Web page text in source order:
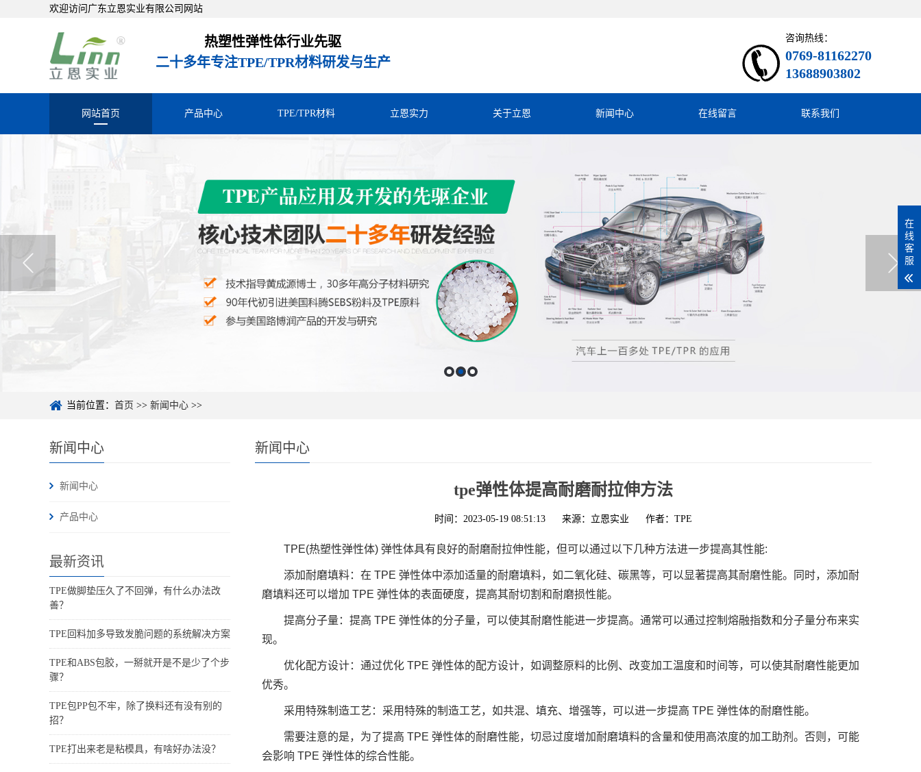
欢迎访问广东立恩实业有限公司网站
热塑性弹性体行业先驱
二十多年专注TPE/TPR材料研发与生产
咨询热线：
0769-81162270
13688903802
网站首页 产品中心 TPE/TPR材料 立恩实力 关于立恩 新闻中心 在线留言 联系我们
当前位置： 首页 >> 新闻中心 >>
新闻中心
新闻中心
产品中心
最新资讯
TPE做脚垫压久了不回弹，有什么办法改
善？
TPE回料加多导致发脆问题的系统解决方案
TPE和ABS包胶，一掰就开是不是少了个步
骤？
TPE包PP包不牢，除了换料还有没有别的
招？
TPE打出来老是粘模具，有啥好办法没？
新闻中心
tpe弹性体提高耐磨耐拉伸方法
时间：2023-05-19 08:51:13 来源：立恩实业 作者：TPE
TPE(热塑性弹性体) 弹性体具有良好的耐磨耐拉伸性能，但可以通过以下几种方法进一步提高其性能:
添加耐磨填料：在 TPE 弹性体中添加适量的耐磨填料，如二氧化硅、碳黑等，可以显著提高其耐磨性能。同时，添加耐
磨填料还可以增加 TPE 弹性体的表面硬度，提高其耐切割和耐磨损性能。
提高分子量：提高 TPE 弹性体的分子量，可以使其耐磨性能进一步提高。通常可以通过控制熔融指数和分子量分布来实
现。
优化配方设计：通过优化 TPE 弹性体的配方设计，如调整原料的比例、改变加工温度和时间等，可以使其耐磨性能更加
优秀。
采用特殊制造工艺：采用特殊的制造工艺，如共混、填充、增强等，可以进一步提高 TPE 弹性体的耐磨性能。
需要注意的是，为了提高 TPE 弹性体的耐磨性能，切忌过度增加耐磨填料的含量和使用高浓度的加工助剂。否则，可能
会影响 TPE 弹性体的综合性能。
在
线
客
服